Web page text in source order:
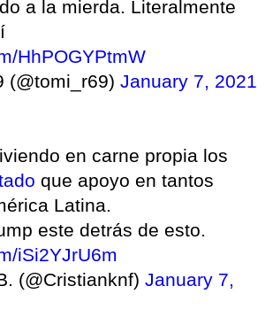
a la mierda. Literalmente
HhPOGYPtmW
January 7, 2021
en carne propia los
que apoyo en tantos
Latina.
este detrás de esto.
iSi2YJrU6m
(@Cristianknf) January 7,